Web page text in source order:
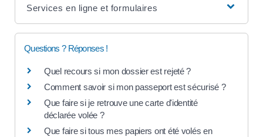
Services en ligne et formulaires
Questions ? Réponses !
Quel recours si mon dossier est rejeté ?
Comment savoir si mon passeport est sécurisé ?
Que faire si je retrouve une carte d'identité
déclarée volée ?
Que faire si tous mes papiers ont été volés en